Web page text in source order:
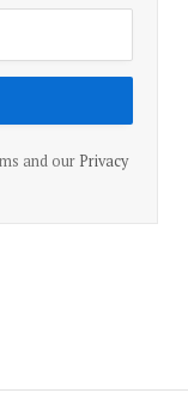
and our Privacy